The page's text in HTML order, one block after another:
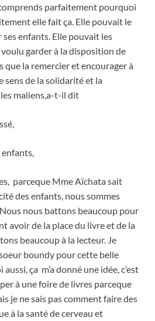
parfaitement pourquoi
elle fait ça. Elle pouvait le
enfants. Elle pouvait les
garder à la disposition de
que la remercier et encourager à
de la solidarité et la
maliens,a-t-il dit
enfants,
parceque Mme Aïchata sait
des enfants, nous sommes
nous battons beaucoup pour
avoir de la place du livre et de la
beaucoup à la lecteur. Je
boundy pour cette belle
ça m’a donné une idée, c’est
à une foire de livres parceque
je ne sais pas comment faire des
à la santé de cerveau et